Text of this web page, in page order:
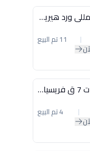
كوب350مللى ورد هيريفين
11 تم البيع
طقم شربات 7 ق فريسيا لومينارك
4 تم البيع